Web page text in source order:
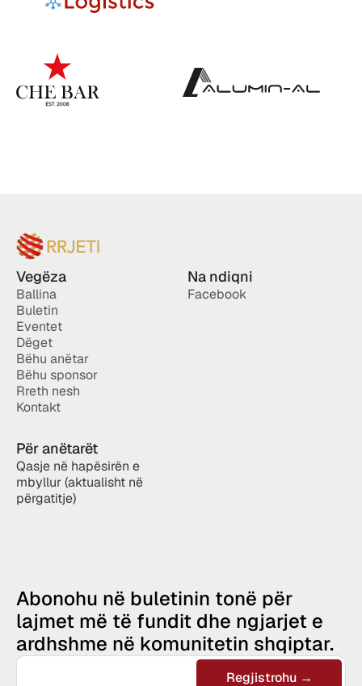
Vegëza
Ballina
Buletin
Eventet
Dëget
Bëhu anëtar
Bëhu sponsor
Rreth nesh
Kontakt
Na ndiqni
Facebook
Për anëtarët
Qasje në hapësirën e
mbyllur (aktualisht në
përgatitje)
Abonohu në buletinin tonë për
lajmet më të fundit dhe ngjarjet e
ardhshme në komunitetin shqiptar.